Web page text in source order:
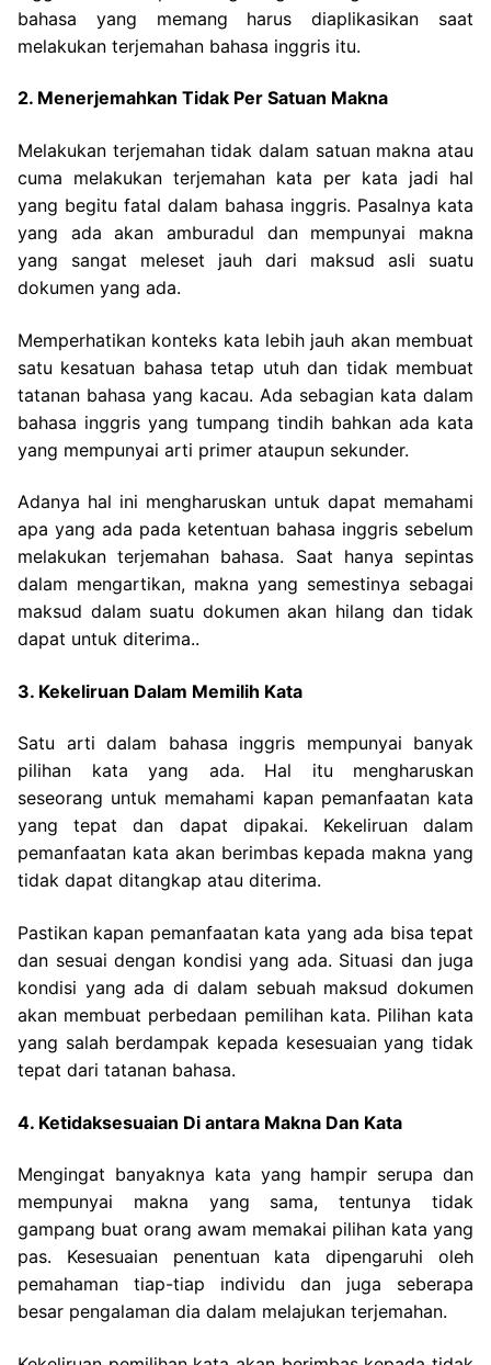
bahasa yang memang harus diaplikasikan saat
melakukan terjemahan bahasa inggris itu.
2. Menerjemahkan Tidak Per Satuan Makna
Melakukan terjemahan tidak dalam satuan makna atau
cuma melakukan terjemahan kata per kata jadi hal
yang begitu fatal dalam bahasa inggris. Pasalnya kata
yang ada akan amburadul dan mempunyai makna
yang sangat meleset jauh dari maksud asli suatu
dokumen yang ada.
Memperhatikan konteks kata lebih jauh akan membuat
satu kesatuan bahasa tetap utuh dan tidak membuat
tatanan bahasa yang kacau. Ada sebagian kata dalam
bahasa inggris yang tumpang tindih bahkan ada kata
yang mempunyai arti primer ataupun sekunder.
Adanya hal ini mengharuskan untuk dapat memahami
apa yang ada pada ketentuan bahasa inggris sebelum
melakukan terjemahan bahasa. Saat hanya sepintas
dalam mengartikan, makna yang semestinya sebagai
maksud dalam suatu dokumen akan hilang dan tidak
dapat untuk diterima..
3. Kekeliruan Dalam Memilih Kata
Satu arti dalam bahasa inggris mempunyai banyak
pilihan kata yang ada. Hal itu mengharuskan
seseorang untuk memahami kapan pemanfaatan kata
yang tepat dan dapat dipakai. Kekeliruan dalam
pemanfaatan kata akan berimbas kepada makna yang
tidak dapat ditangkap atau diterima.
Pastikan kapan pemanfaatan kata yang ada bisa tepat
dan sesuai dengan kondisi yang ada. Situasi dan juga
kondisi yang ada di dalam sebuah maksud dokumen
akan membuat perbedaan pemilihan kata. Pilihan kata
yang salah berdampak kepada kesesuaian yang tidak
tepat dari tatanan bahasa.
4. Ketidaksesuaian Di antara Makna Dan Kata
Mengingat banyaknya kata yang hampir serupa dan
mempunyai makna yang sama, tentunya tidak
gampang buat orang awam memakai pilihan kata yang
pas. Kesesuaian penentuan kata dipengaruhi oleh
pemahaman tiap-tiap individu dan juga seberapa
besar pengalaman dia dalam melajukan terjemahan.